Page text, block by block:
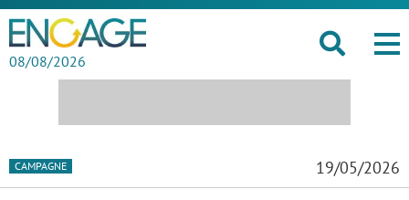
08/08/2026
CAMPAGNE 19/05/2026